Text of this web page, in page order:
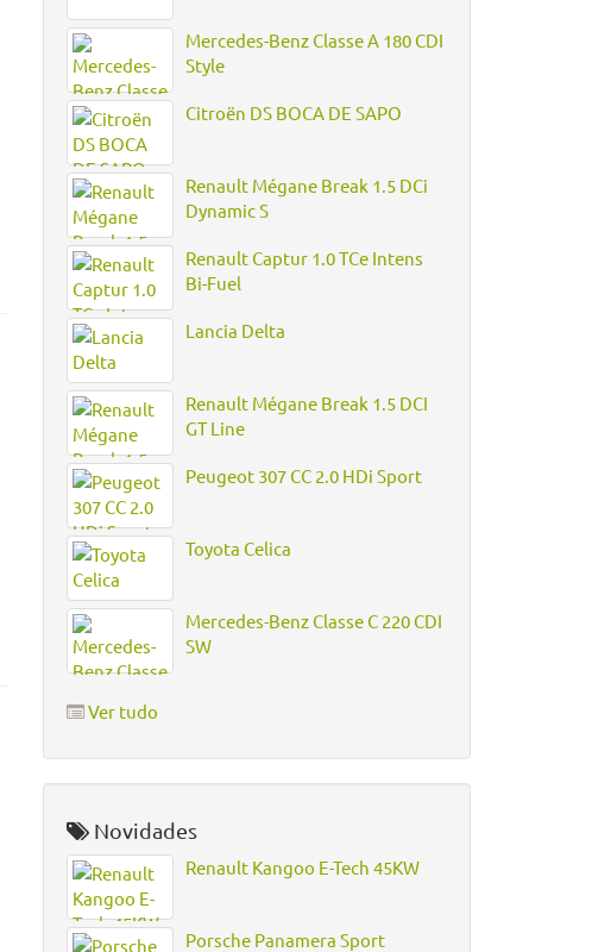
Mercedes-Benz Classe A 180 CDI
Style
Citroën DS BOCA DE SAPO
Renault Mégane Break 1.5 DCi
Dynamic S
Renault Captur 1.0 TCe Intens
Bi-Fuel
Lancia Delta
Renault Mégane Break 1.5 DCI
GT Line
Peugeot 307 CC 2.0 HDi Sport
Toyota Celica
Mercedes-Benz Classe C 220 CDI
SW
Ver tudo
Novidades
Renault Kangoo E-Tech 45KW
Porsche Panamera Sport